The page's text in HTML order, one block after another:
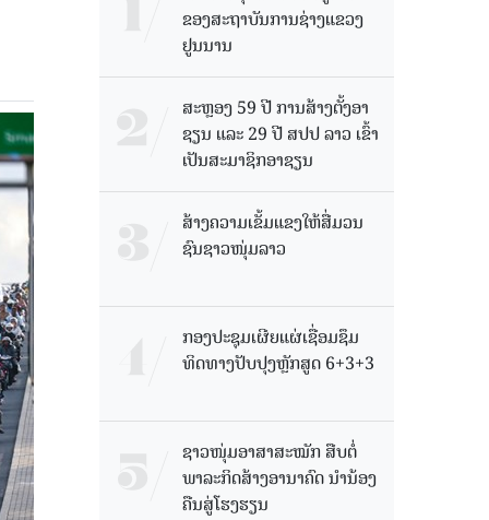
ຂອງສະຖາບັນການຊ່າງແຂວງ
ຢູນນານ
ສະຫຼອງ 59 ປີ ການສ້າງຕັ້ງອາ
ຊຽນ ແລະ 29 ປີ ສປປ ລາວ ເຂົ້າ
ເປັນສະມາຊິກອາຊຽນ
ສ້າງຄວາມເຂັ້ມແຂງໃຫ້ສື່ມວນ
ຊົນຊາວໜຸ່ມລາວ
ກອງປະຊຸມເຜີຍແຜ່ເຊື່ອມຊຶມ
ທິດທາງປັບປຸງຫຼັກສູດ 6+3+3
ຊາວໜຸ່ມອາສາສະໝັກ ສືບຕໍ່
ພາລະກິດສ້າງອານາຄົດ ນໍານ້ອງ
ຄືນສູ່ໂຮງຮຽນ